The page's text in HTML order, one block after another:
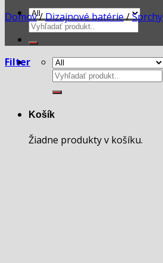
Hľadať:
Hľadať:
Košík
Žiadne produkty v košíku.
Domov/Dizajnové batérie/Sprchy
Filter